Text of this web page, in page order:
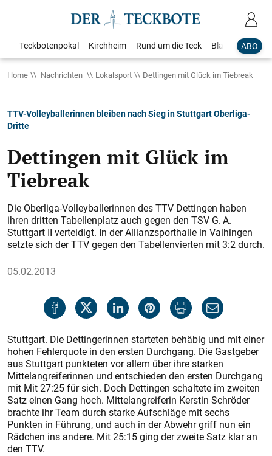
ABO
Teckbotenpokal Kirchheim Rund um die Teck Blaulicht
Home Nachrichten Lokalsport Dettingen mit Glück im Tiebreak
TTV-Volleyballerinnen bleiben nach Sieg in Stuttgart Oberliga-
Dritte
Dettingen mit Glück im
Tiebreak
Die Oberliga-Volleyballerinnen des TTV Dettingen haben
ihren dritten Tabellenplatz auch gegen den TSV G. A.
Stuttgart II verteidigt. In der Allianzsporthalle in Vaihingen
setzte sich der TTV gegen den Tabellenvierten mit 3:2 durch.
05.02.2013
Stuttgart. Die Dettingerinnen starteten behäbig und mit einer
hohen Fehlerquote in den ersten Durchgang. Die Gastgeber
aus Stuttgart punkteten vor allem über ihre starken
Mittelangreiferinnen und entschieden den ersten Durchgang
mit Mit 27:25 für sich. Doch Dettingen schaltete im zweiten
Satz einen Gang hoch. Mittelangreiferin Kerstin Schröder
brachte ihr Team durch starke Aufschläge mit sechs
Punkten in Führung, und auch in der Abwehr griff nun ein
Rädchen ins andere. Mit 25:15 ging der zweite Satz klar an
den TTV.